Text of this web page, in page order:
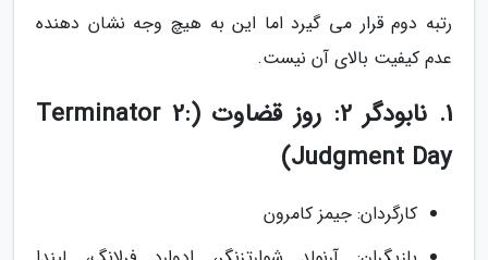
رتبه دوم قرار می گیرد اما این به هیچ وجه نشان دهنده
عدم کیفیت بالای آن نیست.
1. نابودگر 2: روز قضاوت (Terminator 2:
Judgment Day)
کارگردان: جیمز کامرون